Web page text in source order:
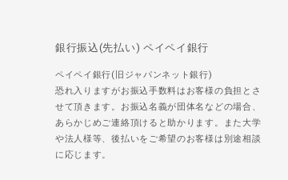
銀行振込(先払い) ペイペイ銀行
ペイペイ銀行(旧ジャパンネット銀行)
恐れ入りますがお振込手数料はお客様の負担とさ
せて頂きます。お振込名義が団体名などの場合、
あらかじめご連絡頂けると助かります。また大学
や法人様等、後払いをご希望のお客様は別途相談
に応じます。